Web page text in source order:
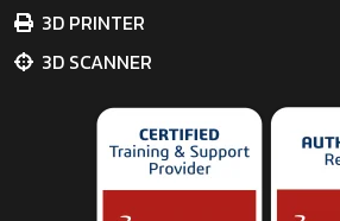
3D PRINTER
3D SCANNER